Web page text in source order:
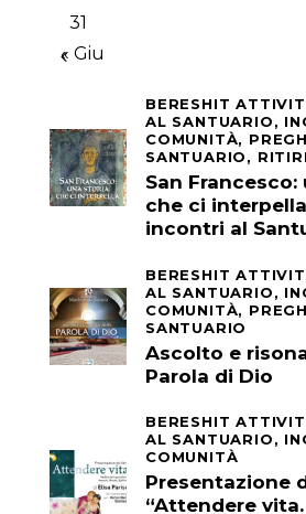
31
« Giu
BERESHIT
AL SANTUARIO,
COMUNITÀ,
SANTUARIO,
San
che ci
incontri al
BERESHIT
AL SANTUARIO,
COMUNITÀ,
SANTUARIO
Ascolto e
Parola di Dio
BERESHIT
AL SANTUARIO,
COMUNITÀ
Presentazione
“Attendere